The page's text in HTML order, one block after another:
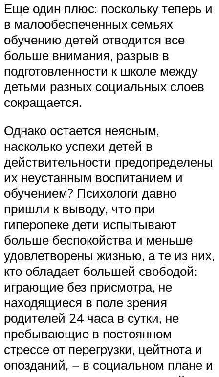
Еще один плюс: поскольку теперь и
в малообеспеченных семьях
обучению детей отводится все
больше внимания, разрыв в
подготовленности к школе между
детьми разных социальных слоев
сокращается.
Однако остается неясным,
насколько успехи детей в
действительности предопределены
их неустанным воспитанием и
обучением? Психологи давно
пришли к выводу, что при
гиперопеке дети испытывают
больше беспокойства и меньше
удовлетворены жизнью, а те из них,
кто обладает большей свободой:
играющие без присмотра, не
находящиеся в поле зрения
родителей 24 часа в сутки, не
пребывающие в постоянном
стрессе от перегрузки, цейтнота и
опозданий, − в социальном плане и